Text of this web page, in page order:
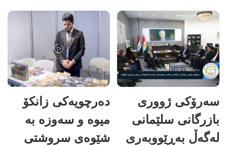
سەرۆکی ژووری
بازرگانی سلێمانی
لەگەڵ بەڕێووبەری
دەرچویەکی زانکۆ
میوە و سەوزە بە
شێوەی سروشتی